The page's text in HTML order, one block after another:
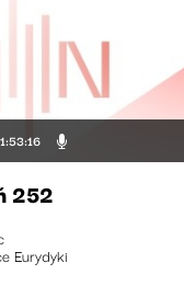
252
Eurydyki